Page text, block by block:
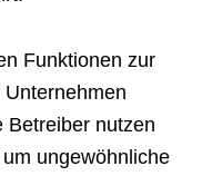
Funktionen zur
Betreiber nutzen
ungewöhnliche